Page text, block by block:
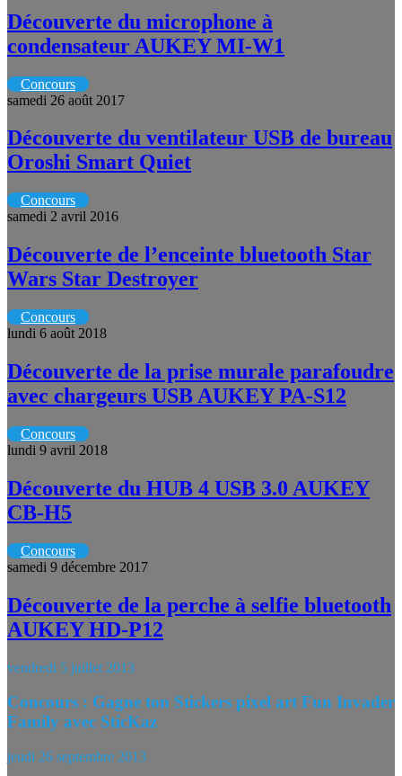
Découverte du microphone à
condensateur AUKEY MI-W1
Concours
samedi 26 août 2017
Découverte du ventilateur USB de bureau
Oroshi Smart Quiet
Concours
samedi 2 avril 2016
Découverte de l’enceinte bluetooth Star
Wars Star Destroyer
Concours
lundi 6 août 2018
Découverte de la prise murale parafoudre
avec chargeurs USB AUKEY PA-S12
Concours
lundi 9 avril 2018
Découverte du HUB 4 USB 3.0 AUKEY
CB-H5
Concours
samedi 9 décembre 2017
Découverte de la perche à selfie bluetooth
AUKEY HD-P12
vendredi 5 juillet 2013
Concours : Gagne ton Stickers pixel art Fun Invader
Family avec SticKaz
jeudi 26 septembre 2013